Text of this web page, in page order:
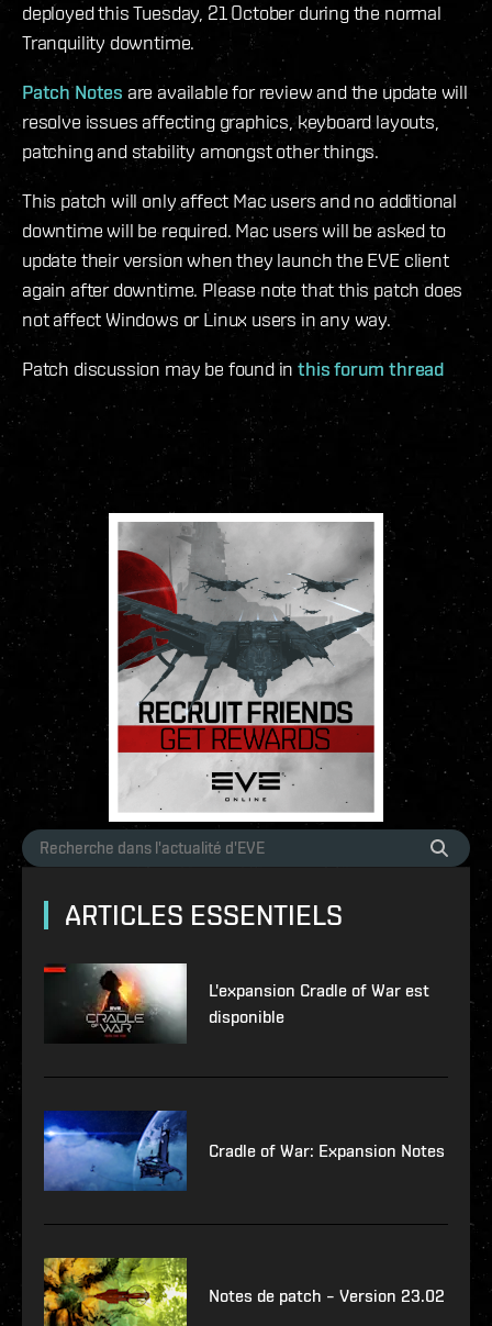
deployed this Tuesday, 21 October during the normal
Tranquility downtime.
Patch Notes are available for review and the update will
resolve issues affecting graphics, keyboard layouts,
patching and stability amongst other things.
This patch will only affect Mac users and no additional
downtime will be required. Mac users will be asked to
update their version when they launch the EVE client
again after downtime. Please note that this patch does
not affect Windows or Linux users in any way.
Patch discussion may be found inthis forum thread
ARTICLES ESSENTIELS
L'expansion Cradle of War est
disponible
Cradle of War: Expansion Notes
Notes de patch – Version 23.02